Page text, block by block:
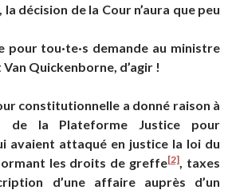
la décision de la Cour n’aura que peu
pour tou·te·s demande au ministre
Quickenborne, d’agir !
constitutionnelle a donné raison à
de la Plateforme Justice pour
avaient attaqué en justice la loi du
les droits de greffe[2], taxes
d’une affaire auprès d’un